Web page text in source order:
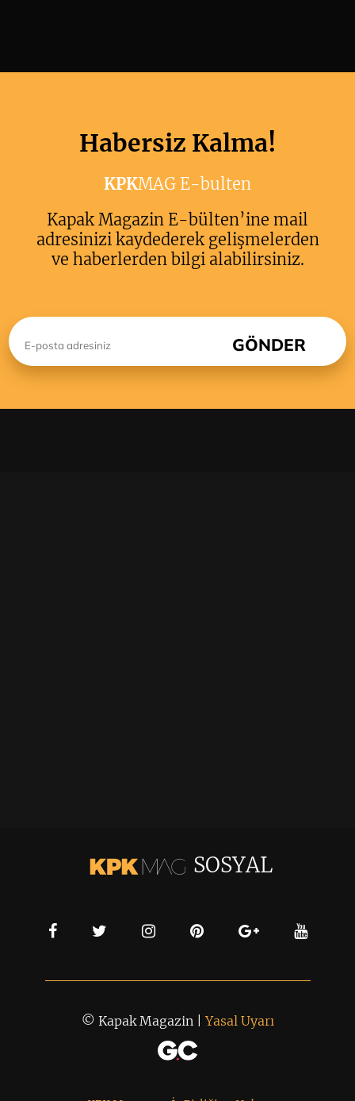
Habersiz Kalma!
KPKMAG E-bulten
Kapak Magazin E-bülten’ine mail
adresinizi kaydederek gelişmelerden
ve haberlerden bilgi alabilirsiniz.
SOSYAL
© Kapak Magazin |Yasal Uyarı